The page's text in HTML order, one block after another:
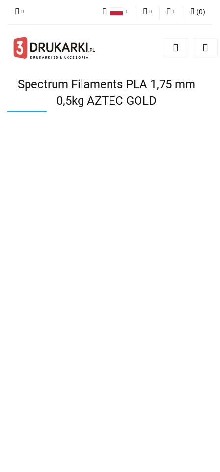
English
Zarejestruj się
(0)
Spectrum Filaments PLA 1,75 mm
0,5kg AZTEC GOLD